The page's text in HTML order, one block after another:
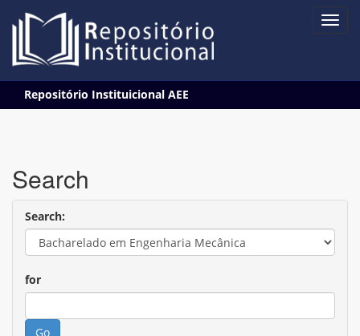
navigation
Repositório Instituicional AEE
Search
Search:
for